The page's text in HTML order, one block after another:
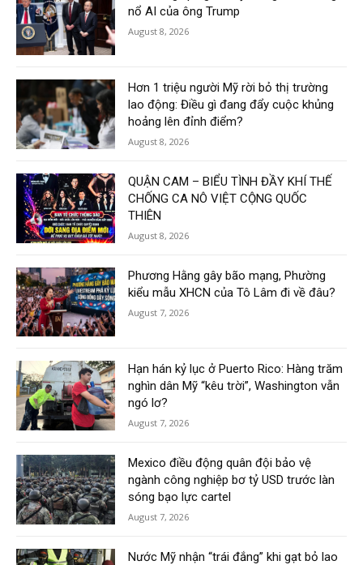
nổ AI của ông Trump
August 8, 2026
Hơn 1 triệu người Mỹ rời bỏ thị trường
lao động: Điều gì đang đẩy cuộc khủng
hoảng lên đỉnh điểm?
August 8, 2026
QUẬN CAM – BIỂU TÌNH ĐẦY KHÍ THẾ
CHỐNG CA NÔ VIỆT CỘNG QUỐC
THIÊN
August 8, 2026
Phương Hằng gây bão mạng, Phường
kiểu mẫu XHCN của Tô Lâm đi về đâu?
August 7, 2026
Hạn hán kỷ lục ở Puerto Rico: Hàng trăm
nghìn dân Mỹ “kêu trời”, Washington vẫn
ngó lơ?
August 7, 2026
Mexico điều động quân đội bảo vệ
ngành công nghiệp bơ tỷ USD trước làn
sóng bạo lực cartel
August 7, 2026
Nước Mỹ nhận “trái đắng” khi gạt bỏ lao